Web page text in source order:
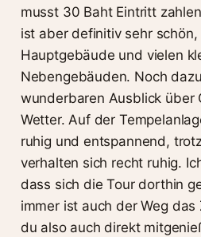
musst 30 Baht Eintritt
ist aber definitiv sehr
Hauptgebäude und vielen
Nebengebäuden. Noch
wunderbaren Ausblick über
Wetter. Auf der
ruhig und entspannend,
verhalten sich recht ruhig.
dass sich die Tour dorthin
immer ist auch der Weg
du also auch direkt